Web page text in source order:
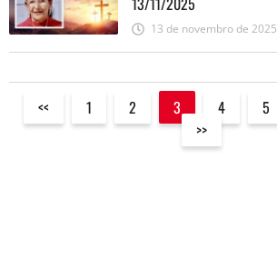
13 de novembro de 2025
<< 1 2 3 4 5
>>